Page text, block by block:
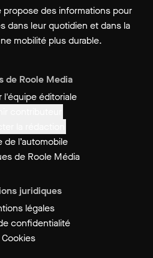
propose des informations pour
dans leur quotidien et dans la
mobilité plus durable.
de Roole Media
l'équipe éditoriale
de l’automobile
de Roole Média
juridiques
légales
confidentialité
Cookies